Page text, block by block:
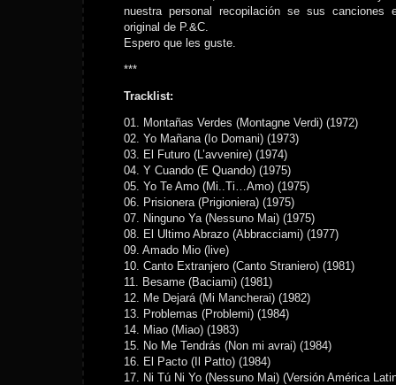
nuestra personal recopilación se sus canciones
original de P.&C.
Espero que les guste.
***
Tracklist:
01. Montañas Verdes (Montagne Verdi) (1972)
02. Yo Mañana (Io Domani) (1973)
03. El Futuro (L’avvenire) (1974)
04. Y Cuando (E Quando) (1975)
05. Yo Te Amo (Mi..Ti…Amo) (1975)
06. Prisionera (Prigioniera) (1975)
07. Ninguno Ya (Nessuno Mai) (1975)
08. El Ultimo Abrazo (Abbracciami) (1977)
09. Amado Mio (live)
10. Canto Extranjero (Canto Straniero) (1981)
11. Besame (Baciami) (1981)
12. Me Dejará (Mi Mancherai) (1982)
13. Problemas (Problemi) (1984)
14. Miao (Miao) (1983)
15. No Me Tendrás (Non mi avrai) (1984)
16. El Pacto (Il Patto) (1984)
17. Ni Tú Ni Yo (Nessuno Mai) (Versión América